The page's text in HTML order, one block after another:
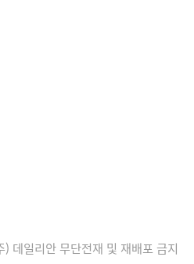
데일리안 무단전재 및 재배포 금지